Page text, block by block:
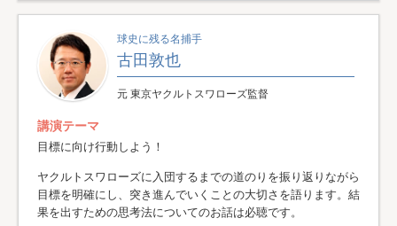
球史に残る名捕手
古田敦也
元 東京ヤクルトスワローズ監督
講演テーマ
目標に向け行動しよう！
ヤクルトスワローズに入団するまでの道のりを振り返りながら
目標を明確にし、突き進んでいくことの大切さを語ります。結
果を出すための思考法についてのお話は必聴です。